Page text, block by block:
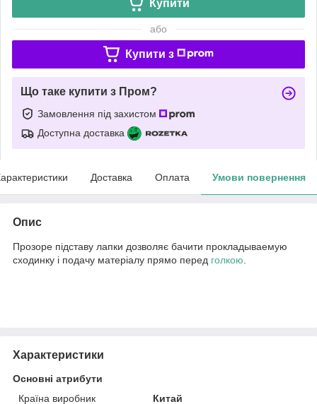
Купити
або
Купити з
Що таке купити з Пром?
Замовлення під захистом
Доступна доставка
Доставка Оплата Умови повернення
Опис
Прозоре підставу лапки дозволяє бачити прокладываемую
сходинку і подачу матеріалу прямо перед голкою
Характеристики
Основні атрибути
Країна виробник
Китай